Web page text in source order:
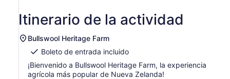
Itinerario de la actividad
Bullswool Heritage Farm
Boleto de entrada incluido
¡Bienvenido a Bullswool Heritage Farm, la experiencia
agrícola más popular de Nueva Zelanda!